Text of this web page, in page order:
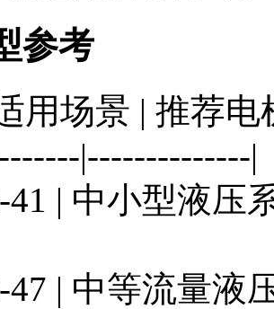
参考
用场景 | 推荐电
|--------------|
41 | 中小型液压
47 | 中等流量液